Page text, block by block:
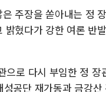
주장을 쏟아내는 정
혔다가 강한 여론 반
로 다시 부임한 정
공단 재가동과 금강